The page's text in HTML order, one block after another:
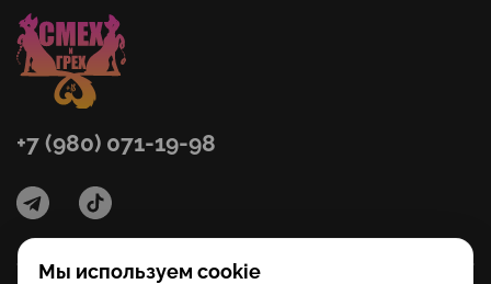
+7 (980) 071-19-98
Мы используем cookie